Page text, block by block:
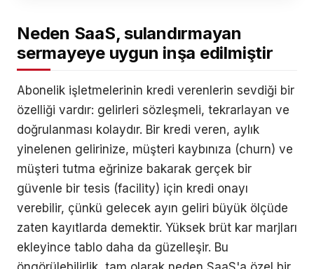
Neden SaaS, sulandırmayan
sermayeye uygun inşa edilmiştir
Abonelik işletmelerinin kredi verenlerin sevdiği bir
özelliği vardır: gelirleri sözleşmeli, tekrarlayan ve
doğrulanması kolaydır. Bir kredi veren, aylık
yinelenen gelirinize, müşteri kaybınıza (churn) ve
müşteri tutma eğrinize bakarak gerçek bir
güvenle bir tesis (facility) için kredi onayı
verebilir, çünkü gelecek ayın geliri büyük ölçüde
zaten kayıtlarda demektir. Yüksek brüt kar marjları
ekleyince tablo daha da güzelleşir. Bu